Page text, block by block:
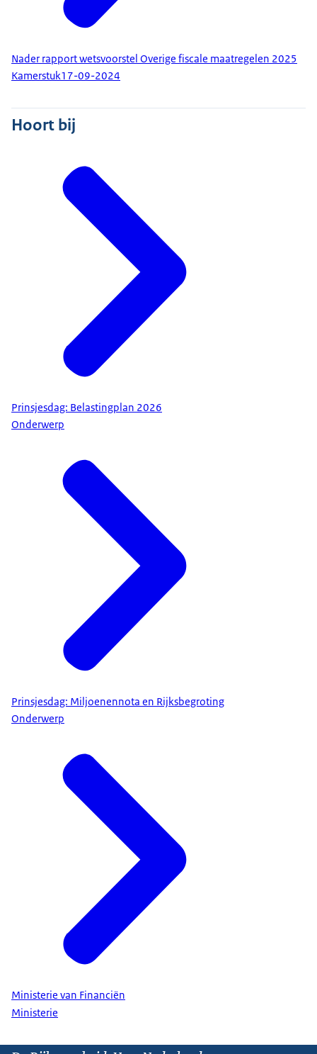
Nader rapport wetsvoorstel Overige fiscale maatregelen 2025
Kamerstuk17-09-2024
Hoort bij
Prinsjesdag: Belastingplan 2026
Onderwerp
Prinsjesdag: Miljoenennota en Rijksbegroting
Onderwerp
Ministerie van Financiën
Ministerie